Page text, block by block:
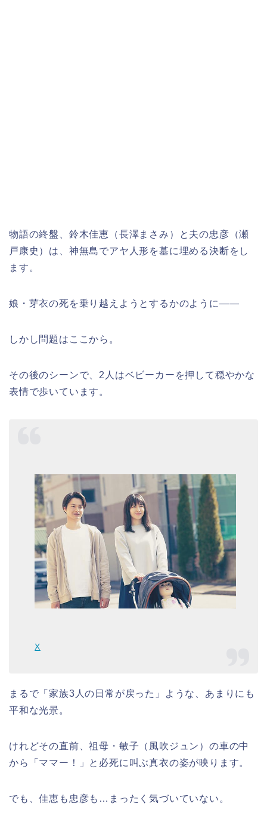
物語の終盤、鈴木佳恵（長澤まさみ）と夫の忠彦（瀬
戸康史）は、神無島でアヤ人形を墓に埋める決断をし
ます。
娘・芽衣の死を乗り越えようとするかのように――
しかし問題はここから。
その後のシーンで、2人はベビーカーを押して穏やかな
表情で歩いています。
X
まるで「家族3人の日常が戻った」ような、あまりにも
平和な光景。
けれどその直前、祖母・敏子（風吹ジュン）の車の中
から「ママー！」と必死に叫ぶ真衣の姿が映ります。
でも、佳恵も忠彦も…まったく気づいていない。